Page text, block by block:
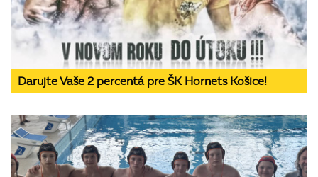
Darujte Vaše 2 percentá pre ŠK Hornets Košice!